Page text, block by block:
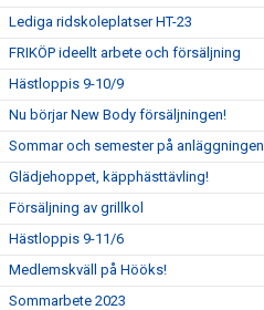
Lediga ridskoleplatser HT-23
FRIKÖP ideellt arbete och försäljning
Hästloppis 9-10/9
Nu börjar New Body försäljningen!
Sommar och semester på anläggningen
Glädjehoppet, käpphästtävling!
Försäljning av grillkol
Hästloppis 9-11/6
Medlemskväll på Hööks!
Sommarbete 2023